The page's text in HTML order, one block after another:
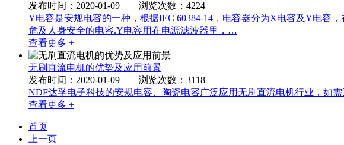
发布时间：2020-01-09 浏览次数：4224
Y电容是安规电容的一种，根据IEC 60384-14，电容器分为X电容及Y电容
危及人身安全的电容.Y电容用在电源滤波器里，…
查看更多 +
无刷直流电机的优势及应用前景
发布时间：2020-01-09 浏览次数：3118
NDF达孚电子科技的安规电容、陶瓷电容广泛应用无刷直流电机行业，如
查看更多 +
首页
上一页